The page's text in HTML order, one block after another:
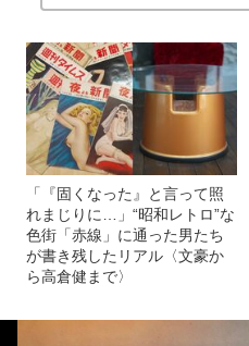
「『固くなった』と言って照
れまじりに…」“昭和レトロ”な
色街「赤線」に通った男たち
が書き残したリアル〈文豪か
ら高倉健まで〉